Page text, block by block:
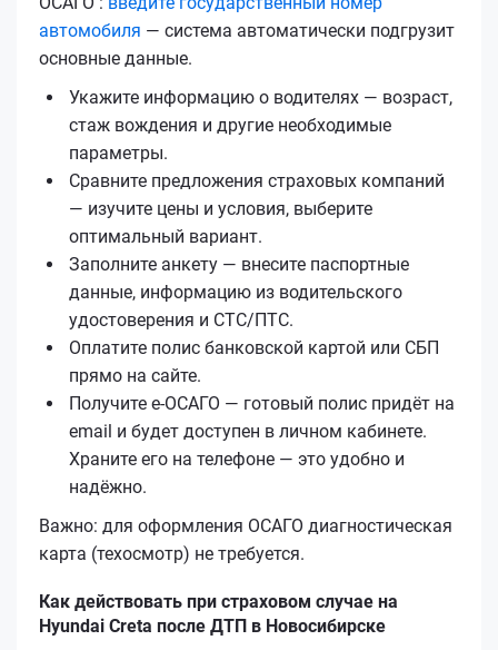
автомобиля — система автоматически подгрузит
основные данные.
Укажите информацию о водителях — возраст,
стаж вождения и другие необходимые
параметры.
Сравните предложения страховых компаний
— изучите цены и условия, выберите
оптимальный вариант.
Заполните анкету — внесите паспортные
данные, информацию из водительского
удостоверения и СТС/ПТС.
Оплатите полис банковской картой или СБП
прямо на сайте.
Получите е‑ОСАГО — готовый полис придёт на
email и будет доступен в личном кабинете.
Храните его на телефоне — это удобно и
надёжно.
Важно: для оформления ОСАГО диагностическая
карта (техосмотр) не требуется.
Как действовать при страховом случае на
Hyundai Creta после ДТП в Новосибирске